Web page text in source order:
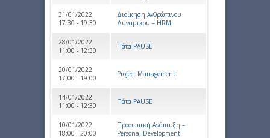
31/01/2022
17:30 - 19:30
Διοίκηση Ανθρώπινου
Δυναμικού – HRM
28/01/2022
11:00 - 12:30
Πάτα PAUSE
20/01/2022
17:00 - 19:00
Project Management
14/01/2022
11:00 - 12:30
Πάτα PAUSE
10/01/2022
18:00 - 20:00
Προσωπική Ανάπτυξη –
Personal Development